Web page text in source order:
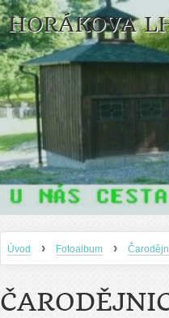
HORÁKOVA
Úvod › Fotoalbum ›